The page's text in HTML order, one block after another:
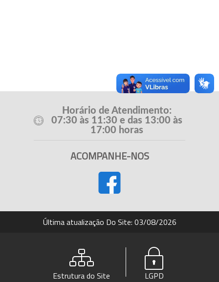
Horário de Atendimento:
07:30 às 11:30 e das 13:00 às
17:00 horas
ACOMPANHE-NOS
Última atualização Do Site: 03/08/2026
Estrutura do Site LGPD